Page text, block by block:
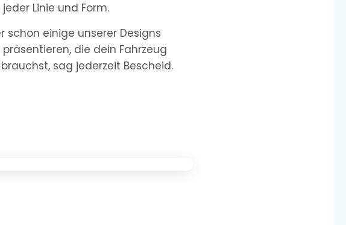
Linie und Form.
schon einige unserer Designs
die dein Fahrzeug
sag jederzeit Bescheid.